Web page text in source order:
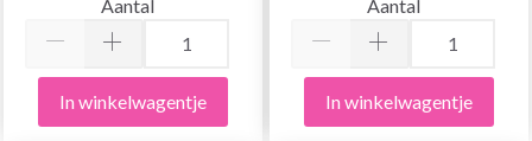
Aantal
In winkelwagentje
Aantal
In winkelwagentje